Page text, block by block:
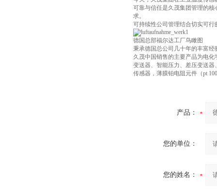
可靠与信任是久茂集团管理的
求。
可持续性公司管理结合切实可
德国总部福尔达工厂鸟瞰图
秉承德国总公司几十年的丰富
久茂中国销售的主要产品为电
变送器、智能压力、差压变送
传感器，薄膜铂电阻元件（pt
产品：
您的单位：
您的姓名：